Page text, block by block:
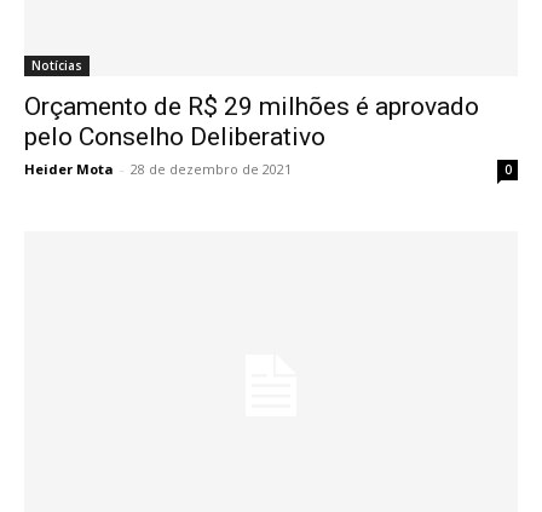
Notícias
Orçamento de R$ 29 milhões é aprovado
pelo Conselho Deliberativo
Heider Mota - 28 de dezembro de 2021 0